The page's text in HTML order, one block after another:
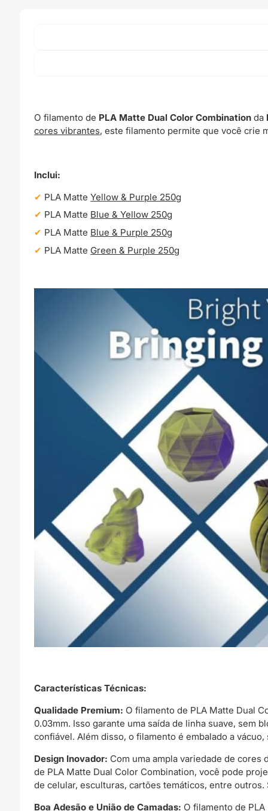
O filamento de PLA Matte Dual Color Combination da
cores vibrantes, este filamento permite que você crie
Inclui:
PLA MatteYellow & Purple 250g
PLA Matte Blue & Yellow 250g
PLA Matte Blue & Purple 250g
PLA MatteGreen & Purple 250g
Características Técnicas:
Qualidade Premium: O filamento de PLA Matte Dual
0.03mm. Isso garante uma saída de linha suave, sem
confiável. Além disso, o filamento é embalado a
Design Inovador: Com uma ampla variedade de
de PLA Matte Dual Color Combination, você pode
de celular, esculturas, cartões temáticos, entre
Boa Adesão e União de Camadas: O filamento de